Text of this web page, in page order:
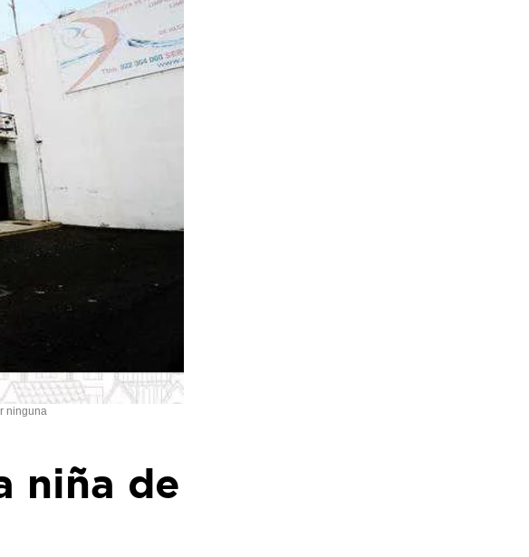
ninguna
niña de